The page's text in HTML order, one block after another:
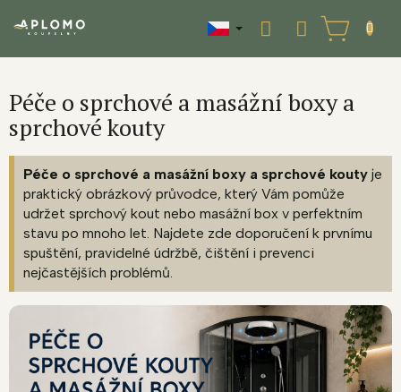
NÁKUPNÍ
KOŠÍK
Péče o sprchové a masážní boxy a
sprchové kouty
Péče o sprchové a masážní boxy a sprchové kouty je
praktický obrázkový průvodce, který Vám pomůže
udržet sprchový kout nebo masážní box v perfektním
stavu po mnoho let. Najdete zde doporučení k prvnímu
spuštění, pravidelné údržbě, čištění i prevenci
nejčastějších problémů.